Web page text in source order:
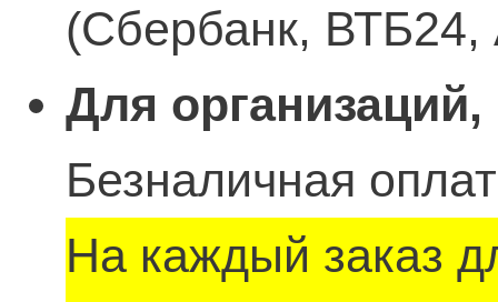
(Сбербанк,
Для
Безналичная
На каждый заказ